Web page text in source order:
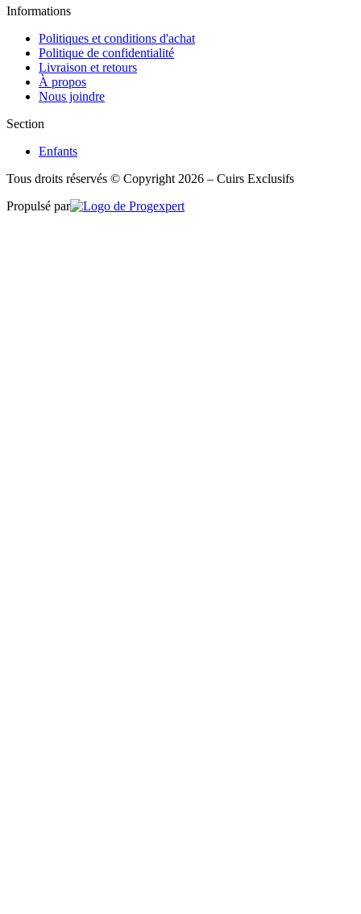
Informations
Politiques et conditions d'achat
Politique de confidentialité
Livraison et retours
À propos
Nous joindre
Section
Enfants
Tous droits réservés © Copyright 2026 – Cuirs Exclusifs
Propulsé par